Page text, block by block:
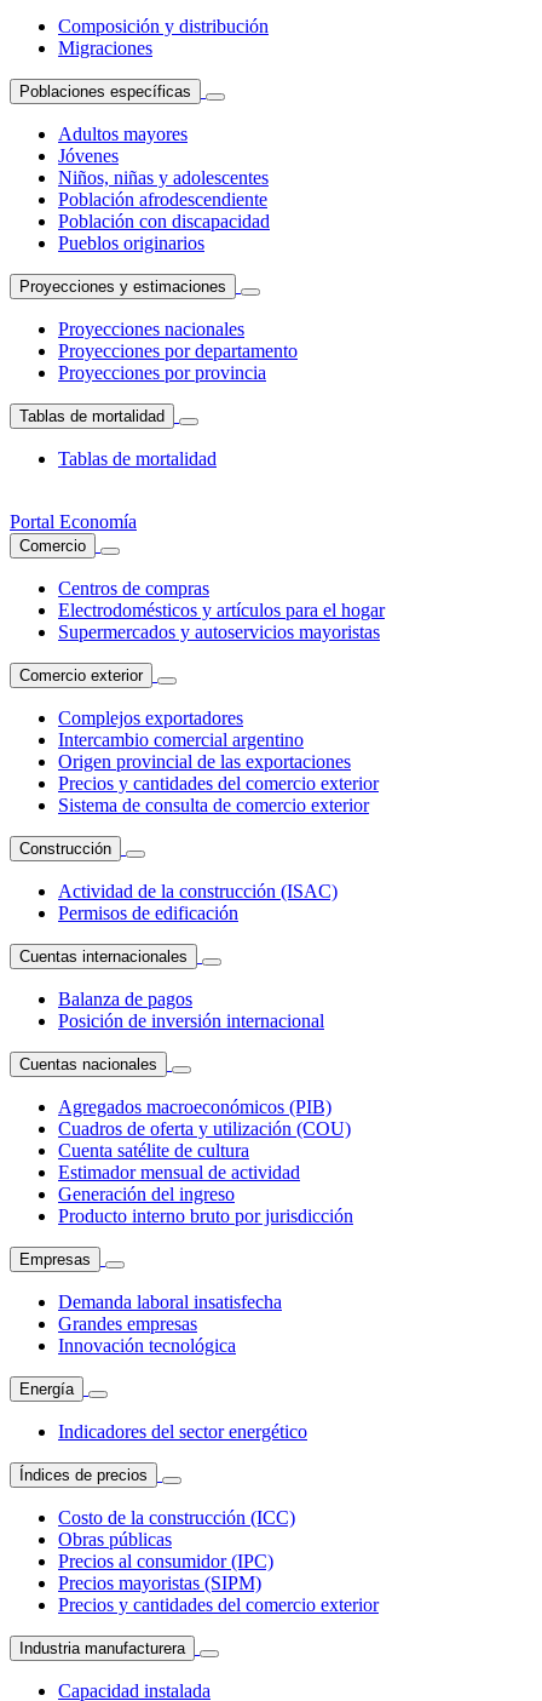
Composición y distribución
Migraciones
Poblaciones específicas
Adultos mayores
Jóvenes
Niños, niñas y adolescentes
Población afrodescendiente
Población con discapacidad
Pueblos originarios
Proyecciones y estimaciones
Proyecciones nacionales
Proyecciones por departamento
Proyecciones por provincia
Tablas de mortalidad
Tablas de mortalidad
Portal Economía
Comercio
Centros de compras
Electrodomésticos y artículos para el hogar
Supermercados y autoservicios mayoristas
Comercio exterior
Complejos exportadores
Intercambio comercial argentino
Origen provincial de las exportaciones
Precios y cantidades del comercio exterior
Sistema de consulta de comercio exterior
Construcción
Actividad de la construcción (ISAC)
Permisos de edificación
Cuentas internacionales
Balanza de pagos
Posición de inversión internacional
Cuentas nacionales
Agregados macroeconómicos (PIB)
Cuadros de oferta y utilización (COU)
Cuenta satélite de cultura
Estimador mensual de actividad
Generación del ingreso
Producto interno bruto por jurisdicción
Empresas
Demanda laboral insatisfecha
Grandes empresas
Innovación tecnológica
Energía
Indicadores del sector energético
Índices de precios
Costo de la construcción (ICC)
Obras públicas
Precios al consumidor (IPC)
Precios mayoristas (SIPM)
Precios y cantidades del comercio exterior
Industria manufacturera
Capacidad instalada